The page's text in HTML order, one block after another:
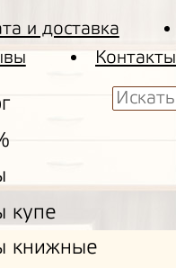
и доставка
Контакты
купе
книжные